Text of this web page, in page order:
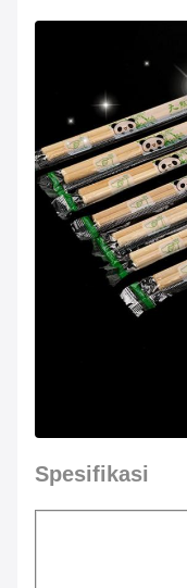
Spesifikasi